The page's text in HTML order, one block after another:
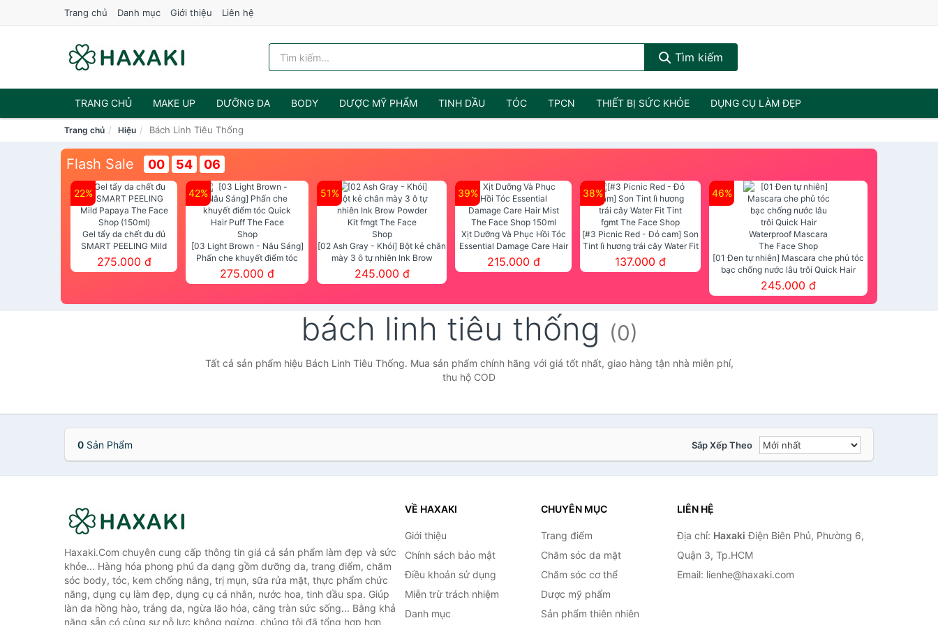
Trang chủ Danh mục Giới thiệu Liên hệ
Tìm kiếm
TRANG CHỦ MAKE UP DƯỠNG DA BODY DƯỢC MỸ PHẨM TINH DẦU TÓC TPCN THIẾT BỊ SỨC KHỎE DỤNG CỤ LÀM ĐẸP
NƯỚC HOA
Trang chủ Hiệu Bách Linh Tiêu Thống
Flash Sale 00 54 06
22%
Gel tẩy da chết đu đủ
SMART PEELING Mild
Papaya The Face Shop
(150ml)
275.000 đ
42%
[03 Light Brown - Nâu Sáng]
Phấn che khuyết điểm tóc
Quick Hair Puff The Face Shop
275.000 đ
51%
[02 Ash Gray - Khói] Bột kẻ chân
mày 3 ô tự nhiên Ink Brow
Powder Kit fmgt The Face Shop
245.000 đ
39%
Xịt Dưỡng Và Phục Hồi Tóc
Essential Damage Care Hair
Mist The Face Shop 150ml
215.000 đ
38%
[#3 Picnic Red - Đỏ cam] Son
Tint lì hương trái cây Water Fit
Tint fgmt The Face Shop
137.000 đ
46%
[01 Đen tự nhiên] Mascara che phủ tóc
bạc chống nước lâu trôi Quick Hair
Waterproof Mascara The Face Shop
245.000 đ
bách linh tiêu thống (0)
Tất cả sản phẩm hiệu Bách Linh Tiêu Thống. Mua sản phẩm chính hãng với giá tốt nhất, giao hàng tận nhà miễn phí,
thu hộ COD
0 Sản Phẩm Sắp Xếp Theo
Haxaki.Com chuyên cung cấp thông tin giá cả sản phẩm làm đẹp và sức
khỏe... Hàng hóa phong phú đa dạng gồm dưỡng da, trang điểm, chăm
sóc body, tóc, kem chống nắng, trị mụn, sữa rửa mặt, thực phẩm chức
năng, dụng cụ làm đẹp, dụng cụ cá nhân, nước hoa, tinh dầu spa. Giúp
làn da hồng hào, trắng da, ngừa lão hóa, căng tràn sức sống... Bằng khả
năng sẵn có cùng sự nỗ lực không ngừng, chúng tôi đã tổng hợp hơn
VỀ HAXAKI
Giới thiệu
Chính sách bảo mật
Điều khoản sử dụng
Miễn trừ trách nhiệm
Danh mục
CHUYÊN MỤC
Trang điểm
Chăm sóc da mặt
Chăm sóc cơ thể
Dược mỹ phẩm
Sản phẩm thiên nhiên
LIÊN HỆ
Địa chỉ: Haxaki Điện Biên Phủ, Phường 6,
Quận 3, Tp.HCM
Email: lienhe@haxaki.com